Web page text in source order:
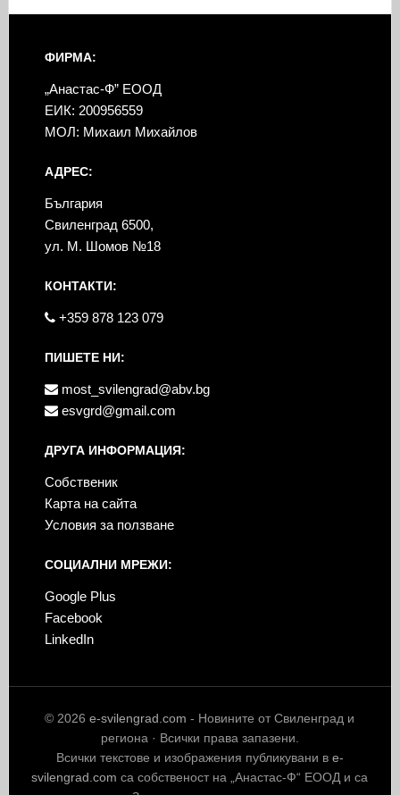
ФИРМА:
„Анастас-Ф” ЕООД
ЕИК: 200956559
МОЛ: Михаил Михайлов
АДРЕС:
България
Свиленград 6500,
ул. М. Шомов №18
КОНТАКТИ:
+359 878 123 079
ПИШЕТЕ НИ:
most_svilengrad@abv.bg
esvgrd@gmail.com
ДРУГА ИНФОРМАЦИЯ:
Собственик
Карта на сайта
Условия за ползване
СОЦИАЛНИ МРЕЖИ:
Google Plus
Facebook
LinkedIn
© 2026e-svilengrad.com - Новините от Свиленград и
региона · Всички права запазени.
Всички текстове и изображения публикувани в e-
svilengrad.com са собственост на „Анастас-Ф“ ЕООД и са